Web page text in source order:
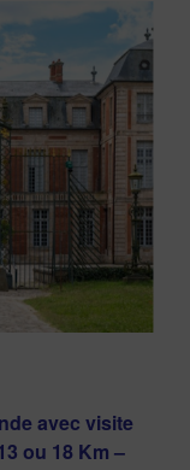
de
vues
avec visite
ou 18 Km –